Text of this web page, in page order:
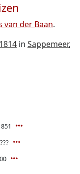
van der Baan.
in Sappemeer,